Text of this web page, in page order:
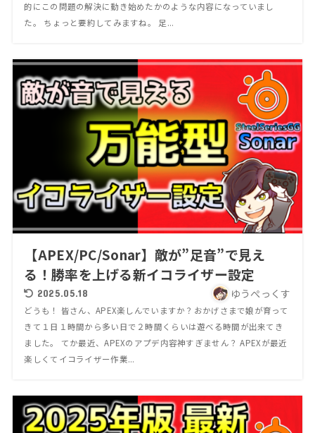
的にこの問題の解決に動き始めたかのような内容になっていまし
た。 ちょっと要約してみますね。 足...
【APEX/PC/Sonar】敵が”足音”で見え
る！勝率を上げる新イコライザー設定
2025.05.18 ゆうぺっくす
どうも！ 皆さん、APEX楽しんでいますか？おかげさまで娘が育って
きて１日１時間から多い日で２時間くらいは遊べる時間が出来てき
ました。 てか最近、APEXのアプデ内容神すぎません？ APEXが最近
楽しくてイコライザー作業...